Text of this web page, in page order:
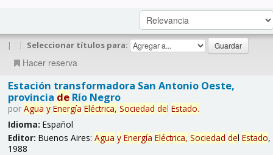
| | Seleccionar títulos para:
Hacer reserva
Estación transformadora San Antonio Oeste,
provincia deRío Negro
por Agua y Energía Eléctrica, Sociedad del Estado.
Idioma: Español
Editor: Buenos Aires: Agua y Energía Eléctrica, Sociedad del Estado,
1988